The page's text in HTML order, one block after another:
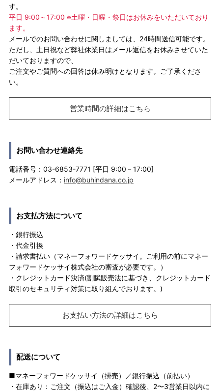
す。
平日 9:00～17:00 ※土曜・日曜・祭日はお休みをいただいており
ます。
メールでのお問い合わせに関しましては、24時間送信可能です。
ただし、土日祝など弊社休業日はメール返信をお休みさせていた
だいておりますので、
ご注文やご質問への回答は休み明けとなります。ご了承くださ
い。
営業時間の詳細はこちら
お問い合わせ連絡先
電話番号：03-6853-7771 [平日 9:00－17:00]
メールアドレス： info@buhindana.co.jp
お支払方法について
・銀行振込
・代金引換
・請求書払い（マネーフォワードケッサイ。ご利用の前にマネー
フォワードケッサイ株式会社の審査が必要です。）
・クレジットカード決済(割賦販売法に基づき、クレジットカード
取引のセキュリティ対策に取り組んでおります。)
お支払い方法の詳細はこちら
配送について
■マネーフォワードケッサイ（掛売）／銀行振込（前払い）
・在庫あり：ご注文（振込はご入金）確認後、2〜3営業日以内に